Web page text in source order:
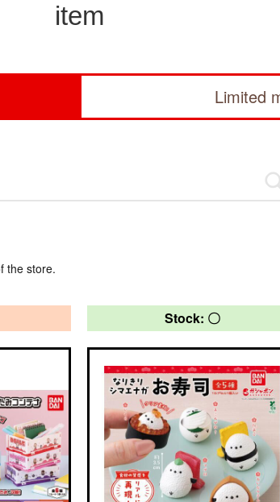
item
Limited
the store.
Stock: 〇